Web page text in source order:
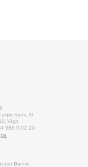
Sanz, 31
Vigo
986 11 02 20
Barrié